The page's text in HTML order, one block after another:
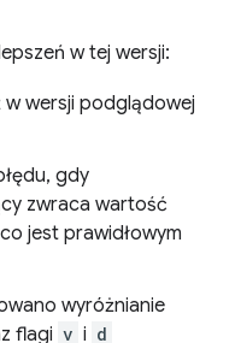
w tej wersji:
w wersji podglądowej
gdy
zwraca wartość
jest prawidłowym
wyróżnianie
flagi v i d